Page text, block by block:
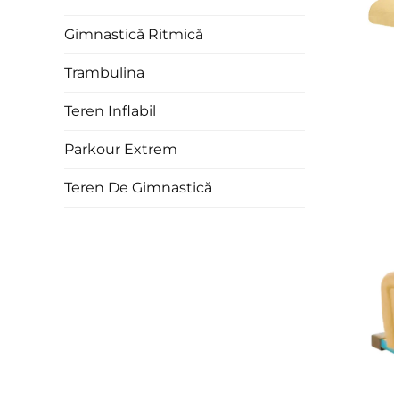
Gimnastică Ritmică
Trambulina
Teren Inflabil
Parkour Extrem
Teren De Gimnastică